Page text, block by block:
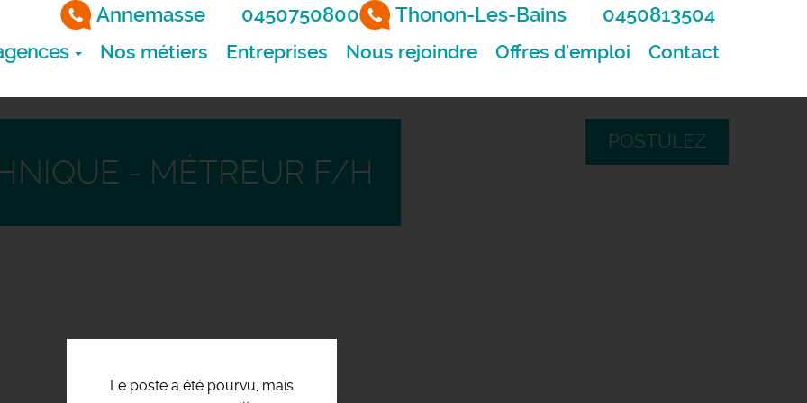
Annemasse 0450750800 Thonon-Les-Bains 0450813504
Nos métiers Entreprises Nous rejoindre Offres d'emploi Contact
Le poste a été pourvu, mais
POSTULEZ
- MÉTREUR F/H